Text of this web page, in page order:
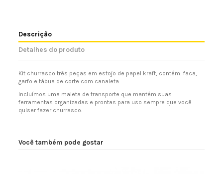
Descrição
Detalhes do produto
Kit churrasco três peças em estojo de papel kraft, contém: faca,
garfo e tábua de corte com canaleta.
Incluímos uma maleta de transporte que mantém suas
ferramentas organizadas e prontas para uso sempre que você
quiser fazer churrasco.
Você também pode gostar